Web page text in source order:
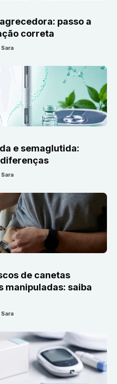
passo a
correta
e semaglutida:
de canetas
manipuladas: saiba